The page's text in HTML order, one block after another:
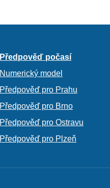
Předpověď počasí
Numerický model
Předpověď pro Prahu
Předpověď pro Brno
Předpověď pro Ostravu
Předpověď pro Plzeň